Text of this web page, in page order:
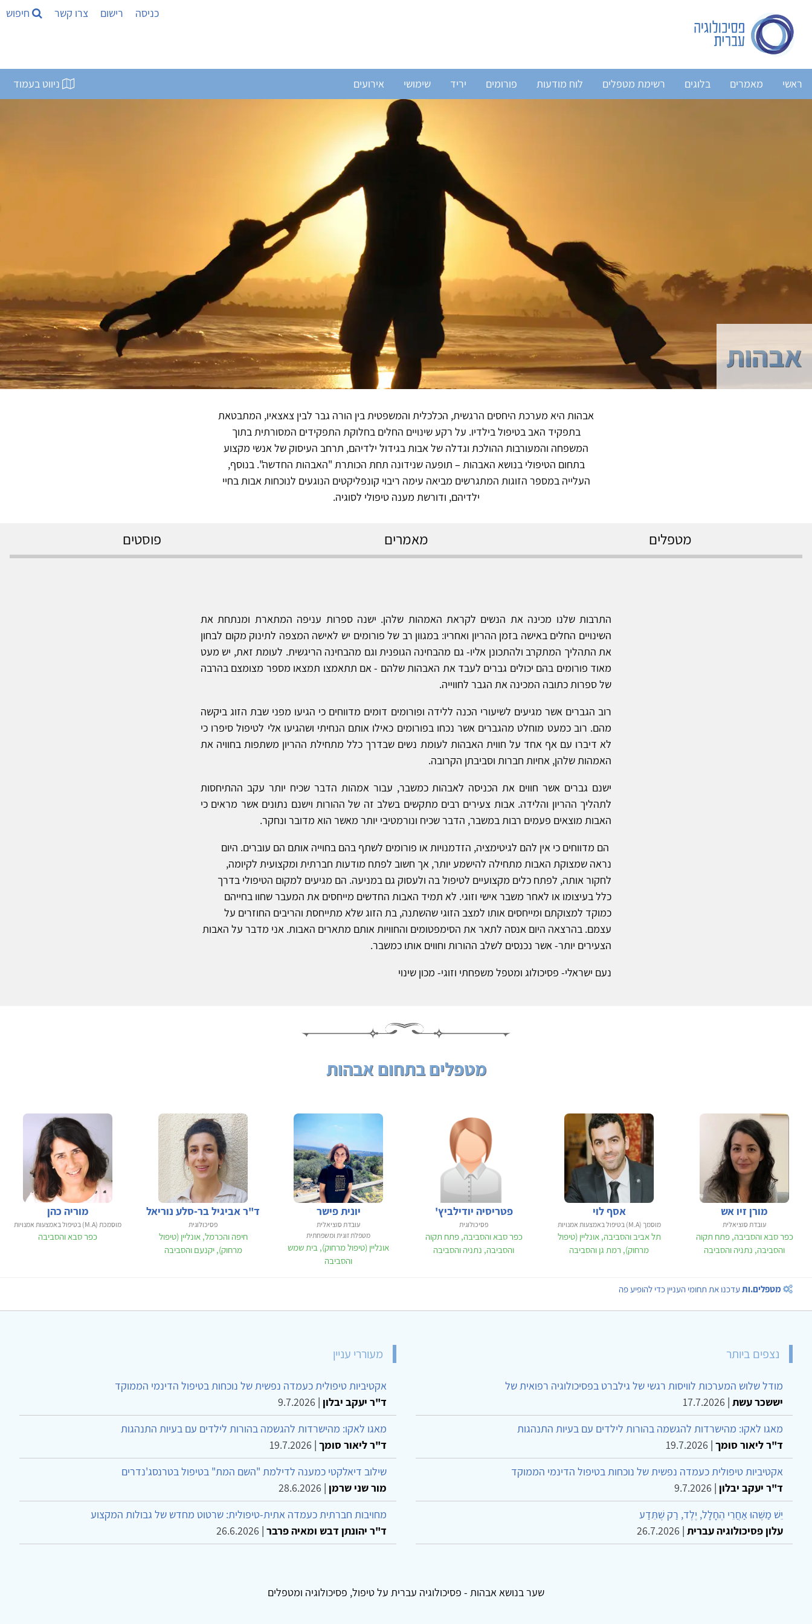
כניסה רישום צרו קשר חיפוש
ראשי מאמרים בלוגים רשימת מטפלים לוח מודעות פורומים יריד שימושי אירועים ניווט בעמוד
אבהות
אבהות היא מערכת היחסים הרגשית, הכלכלית והמשפטית בין הורה גבר לבין צאצאיו, המתבטאת
בתפקיד האב בטיפול בילדיו. על רקע שינויים החלים בחלוקת התפקידים המסורתית בתוך
המשפחה והמעורבות ההולכת וגדלה של אבות בגידול ילדיהם, תרחב העיסוק של אנשי מקצוע
בתחום הטיפולי בנושא האבהות – תופעה שנידונה תחת הכותרת "האבהות החדשה". בנוסף,
העלייה במספר הזוגות המתגרשים מביאה עימה ריבוי קונפליקטים הנוגעים לנוכחות אבות בחיי
ילדיהם, ודורשת מענה טיפולי לסוגיה.
מטפלים מאמרים פוסטים
התרבות שלנו מכינה את הנשים לקראת האמהות שלהן. ישנה ספרות עניפה המתארת ומנתחת את
השינויים החלים באישה בזמן ההריון ואחריו: במגוון רב של פורומים יש לאישה המצפה לתינוק מקום לבחון
את התהליך המתקרב ולהתכונן אליו- גם מהבחינה הגופנית וגם מהבחינה הריגשית. לעומת זאת, יש מעט
מאוד פורומים בהם יכולים גברים לעבד את האבהות שלהם - אם תתאמצו תמצאו מספר מצומצם בהרבה
של ספרות כתובה המכינה את הגבר לחווייה.
רוב הגברים אשר מגיעים לשיעורי הכנה ללידה ופורומים דומים מדווחים כי הגיעו מפני שבת הזוג ביקשה
מהם. רוב כמעט מוחלט מהגברים אשר נכחו בפורומים כאילו אותם הנחיתי ושהגיעו אלי לטיפול סיפרו כי
לא דיברו עם אף אחד על חווית האבהות לעומת נשים שבדרך כלל מתחילת ההריון משתפות בחוויה את
האמהות שלהן, אחיות חברות וסביבתן הקרובה.
ישנם גברים אשר חווים את הכניסה לאבהות כמשבר, עבור אמהות הדבר שכיח יותר עקב ההתיחסות
לתהליך ההריון והלידה. אבות צעירים רבים מתקשים בשלב זה של ההורות וישנם נתונים אשר מראים כי
האבות מוצאים פעמים רבות במשבר, הדבר שכיח ונורמטיבי יותר מאשר הוא מדובר ונחקר.
הם מדווחים כי אין להם לגיטימציה, הזדמנויות או פורומים לשתף בהם בחוייה אותם הם עוברים. היום
נראה שמצוקת האבות מתחילה להישמע יותר, אך חשוב לפתח מודעות חברתית ומקצועית לקיומה,
לחקור אותה, לפתח כלים מקצועיים לטיפול בה ולעסוק גם במניעה. הם מגיעים למקום הטיפולי בדרך
כלל בעיצומו או לאחר משבר אישי וזוגי. לא תמיד האבות החדשים מייחסים את המעבר שחוו בחייהם
כמוקד למצוקתם ומייחסים אותו למצב הזוגי שהשתנה, בת הזוג שלא מתייחסת והריבים החוזרים על
עצמם. בהרצאה היום אנסה לתאר את הסימפטומים והחוויות אותם מתארים האבות. אני מדבר על האבות
הצעירים יותר- אשר נכנסים לשלב ההורות וחווים אותו כמשבר.
נעם ישראלי- פסיכולוג ומטפל משפחתי וזוגי- מכון שינוי
מטפלים בתחום אבהות
מורן זיו אש
עובדת סוציאלית
כפר סבא והסביבה, פתח תקוה
והסביבה, נתניה והסביבה
אסף לוי
מוסמך (M.A) בטיפול באמצעות אמנויות
תל אביב והסביבה, אונליין (טיפול
מרחוק), רמת גן והסביבה
פטריסיה יודילביץ'
פסיכולוגית
כפר סבא והסביבה, פתח תקוה
והסביבה, נתניה והסביבה
יונית פישר
עובדת סוציאלית
מטפלת זוגית ומשפחתית
אונליין (טיפול מרחוק), בית שמש
והסביבה
ד"ר אביגיל בר-סלע נוריאל
פסיכולוגית
חיפה והכרמל, אונליין (טיפול
מרחוק), יקנעם והסביבה
מוריה כהן
מוסמכת (M.A) בטיפול באמצעות אמנויות
כפר סבא והסביבה
מטפלים.ותעדכנו את תחומי העניין כדי להופיע פה
נצפים ביותר
מודל שלוש המערכות לוויסות רגשי של גילברט בפסיכולוגיה רפואית של
יששכר עשת |
17.7.2026
מאגו לאקו: מהישרדות להגשמה בהורות לילדים עם בעיות התנהגות
ד"ר ליאור סומך |
19.7.2026
אקטיביות טיפולית כעמדה נפשית של נוכחות בטיפול הדינמי הממוקד
ד"ר יעקב יבלון |
9.7.2026
יֵשׁ מַשֶּׁהוּ אַחֲרֵי הֶחָלָל, יֶלֶד, רַק שֶׁתֵּדַע
עלון פסיכולוגיה עברית |
26.7.2026
מעוררי עניין
אקטיביות טיפולית כעמדה נפשית של נוכחות בטיפול הדינמי הממוקד
ד"ר יעקב יבלון |
9.7.2026
מאגו לאקו: מהישרדות להגשמה בהורות לילדים עם בעיות התנהגות
ד"ר ליאור סומך |
19.7.2026
שילוב דיאלקטי כמענה לדילמת "השם המת" בטיפול בטרנסג'נדרים
מור שני שרמן |
28.6.2026
מחויבות חברתית כעמדה אתית-טיפולית: שרטוט מחדש של גבולות המקצוע
ד"ר יהונתן דבש ומאיה פרבר |
26.6.2026
שער בנושא אבהות - פסיכולוגיה עברית על טיפול, פסיכולוגיה ומטפלים